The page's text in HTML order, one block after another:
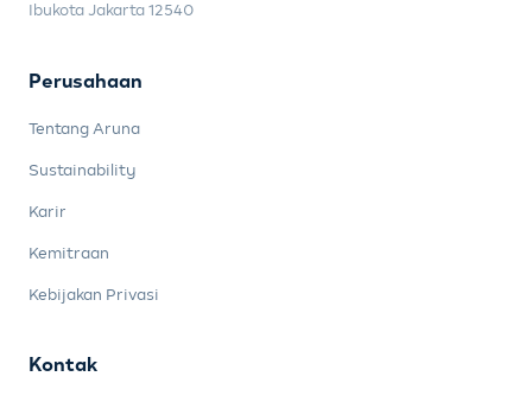
Ibukota Jakarta 12540
Perusahaan
Tentang Aruna
Sustainability
Karir
Kemitraan
Kebijakan Privasi
Kontak